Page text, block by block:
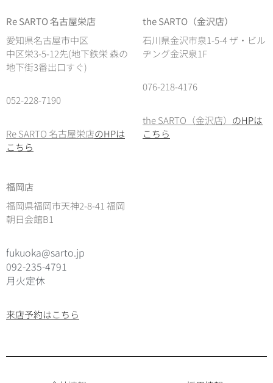
Re SARTO 名古屋栄店
愛知県名古屋市中区
中区栄3-5-12先(地下鉄栄 森の
地下街3番出口すぐ)
052-228-7190
Re SARTO 名古屋栄店のHPは
こちら
the SARTO（金沢店）
石川県金沢市泉1-5-4 ザ・ビル
ヂング金沢泉1F
076-218-4176
the SARTO（金沢店） のHPは
こちら
福岡店
福岡県福岡市天神2-8-41 福岡
朝日会館B1
fukuoka@sarto.jp
092-235-4791
月火定休
来店予約はこちら